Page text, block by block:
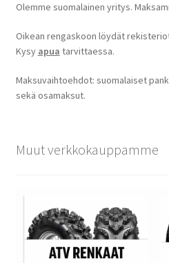
Olemme suomalainen yritys.
Oikean rengaskoon löydät
Kysy apua tarvittaessa.
Maksuvaihtoehdot: suomalaiset
sekä osamaksut.
Muut verkkokauppamme